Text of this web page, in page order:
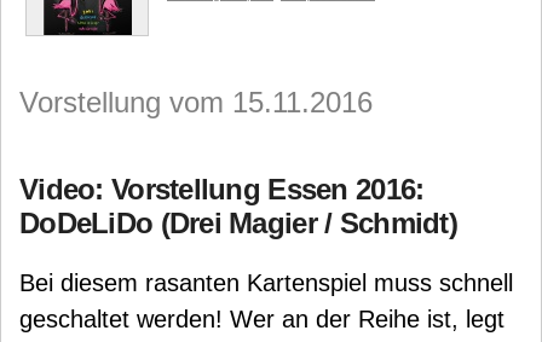
Vorstellung vom 15.11.2016
Video: Vorstellung Essen 2016:
DoDeLiDo (Drei Magier / Schmidt)
Bei diesem rasanten Kartenspiel muss schnell
geschaltet werden! Wer an der Reihe ist, legt